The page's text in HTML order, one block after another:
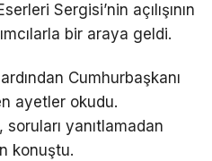
Sergisi’nin açılışının
bir araya geldi.
Cumhurbaşkanı
ayetler okudu.
soruları yanıtlamadan
konuştu.